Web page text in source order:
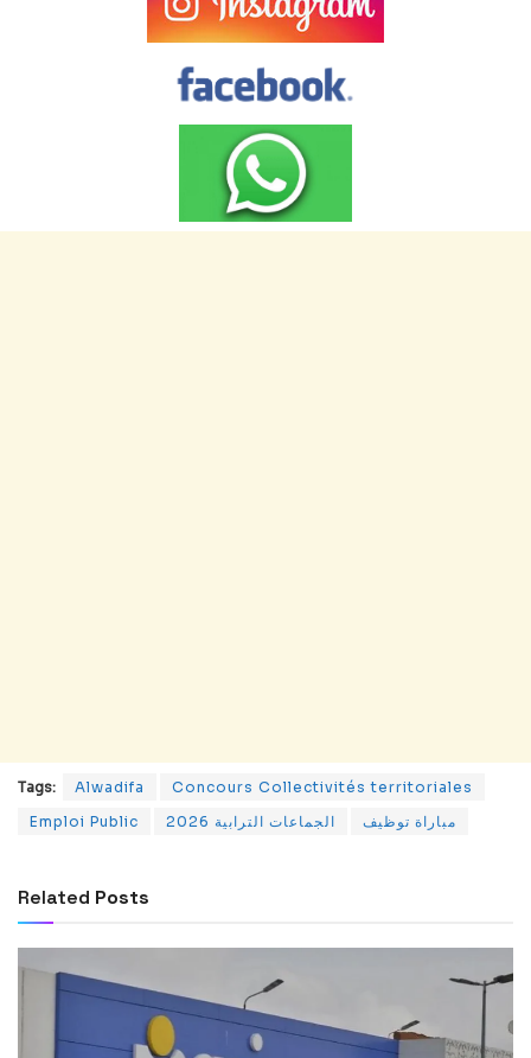
Tags: Alwadifa
Concours Collectivités territoriales
Emploi Public
الجماعات الترابية 2026 مباراة توظيف
Related Posts